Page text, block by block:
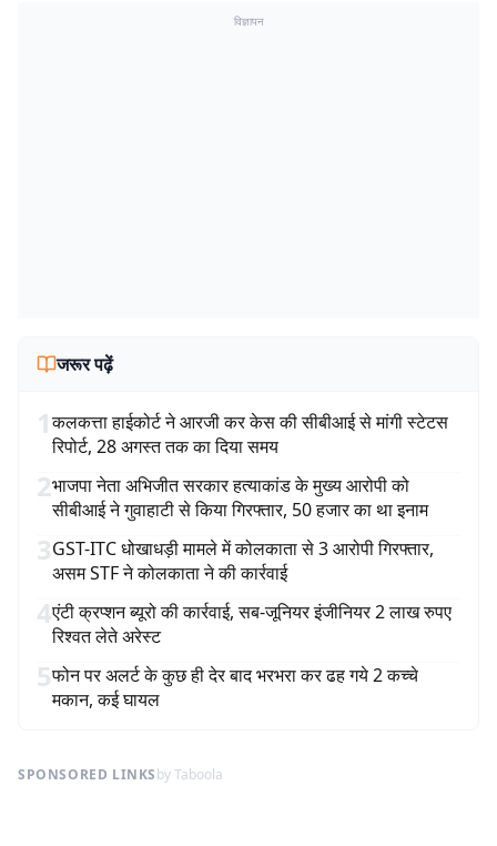
विज्ञापन
जरूर पढ़ें
1कलकत्ता हाईकोर्ट ने आरजी कर केस की सीबीआई से मांगी स्टेटस
रिपोर्ट, 28 अगस्त तक का दिया समय
2भाजपा नेता अभिजीत सरकार हत्याकांड के मुख्य आरोपी को
सीबीआई ने गुवाहाटी से किया गिरफ्तार, 50 हजार का था इनाम
3GST-ITC धोखाधड़ी मामले में कोलकाता से 3 आरोपी गिरफ्तार,
असम STF ने कोलकाता ने की कार्रवाई
4एंटी क्रप्शन ब्यूरो की कार्रवाई, सब-जूनियर इंजीनियर 2 लाख रुपए
रिश्वत लेते अरेस्ट
5फोन पर अलर्ट के कुछ ही देर बाद भरभरा कर ढह गये 2 कच्चे
मकान, कई घायल
SPONSORED LINKSby Taboola